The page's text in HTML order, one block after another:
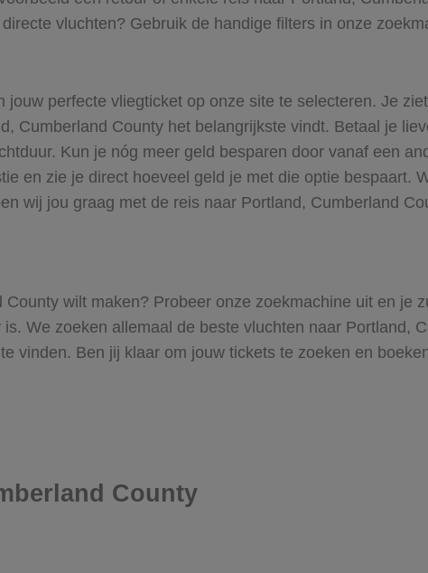
vluchten? Gebruik de handige filters in onze
perfecte vliegticket op onze site te selecteren. Je
Cumberland County het belangrijkste vindt. Betaal je
Kun je nóg meer geld besparen door vanaf een
en zie je direct hoeveel geld je met die optie bespaart.
wij jou graag met de reis naar Portland, Cumberland
wilt maken? Probeer onze zoekmachine uit en je
We zoeken allemaal de beste vluchten naar Portland,
vinden. Ben jij klaar om jouw tickets te zoeken en
County